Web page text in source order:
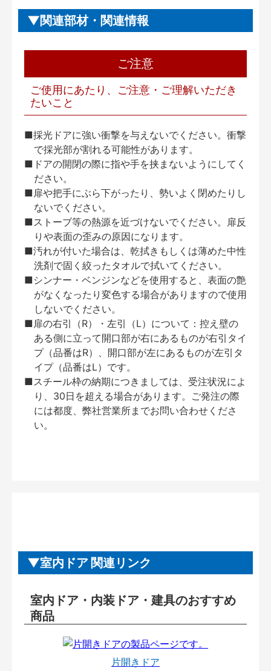
関連部材・関連情報
ご注意
ご使用にあたり、ご注意・ご理解いただき
たいこと
■採光ドアに強い衝撃を与えないでください。衝撃
で採光部が割れる可能性があります。
■ドアの開閉の際に指や手を挟まないようにしてく
ださい。
■扉や把手にぶら下がったり、勢いよく閉めたりし
ないでください。
■ストーブ等の熱源を近づけないでください。扉反
りや表面の歪みの原因になります。
■汚れが付いた場合は、乾拭きもしくは薄めた中性
洗剤で固く絞ったタオルで拭いてください。
■シンナー・ベンジンなどを使用すると、表面の艶
がなくなったり変色する場合がありますので使用
しないでください。
■扉の右引（R）・左引（L）について：控え壁の
ある側に立って開口部が右にあるものが右引タイ
プ（品番はR）、開口部が左にあるものが左引タ
イプ（品番はL）です。
■スチール枠の納期につきましては、受注状況によ
り、30日を超える場合があります。ご発注の際
には都度、弊社営業所までお問い合わせくださ
い。
室内ドア 関連リンク
室内ドア・内装ドア・建具のおすすめ
商品
片開きドア